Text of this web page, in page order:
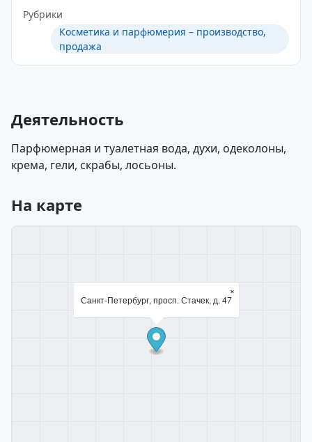
Рубрики
Косметика и парфюмерия – производство,
продажа
Деятельность
Парфюмерная и туалетная вода, духи, одеколоны,
крема, гели, скрабы, лосьоны.
На карте
Санкт-Петербург, просп. Стачек, д. 47
×